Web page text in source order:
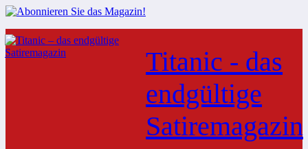
Zum
Inhalt
springen
Titanic - das
endgültige
Satiremagazin